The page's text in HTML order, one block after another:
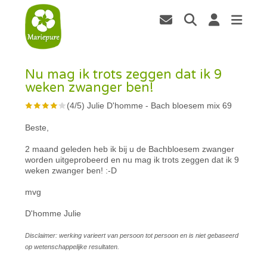
Nu mag ik trots zeggen dat ik 9
weken zwanger ben!
(4/5)Julie D'homme - Bach bloesem mix 69
Beste,
2 maand geleden heb ik bij u de Bachbloesem zwanger
worden uitgeprobeerd en nu mag ik trots zeggen dat ik 9
weken zwanger ben! :-D
mvg
D'homme Julie
Disclaimer: werking varieert van persoon tot persoon en is niet gebaseerd
op wetenschappelijke resultaten.